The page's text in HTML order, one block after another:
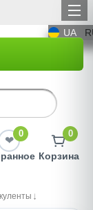
UA
0 0
Корзина